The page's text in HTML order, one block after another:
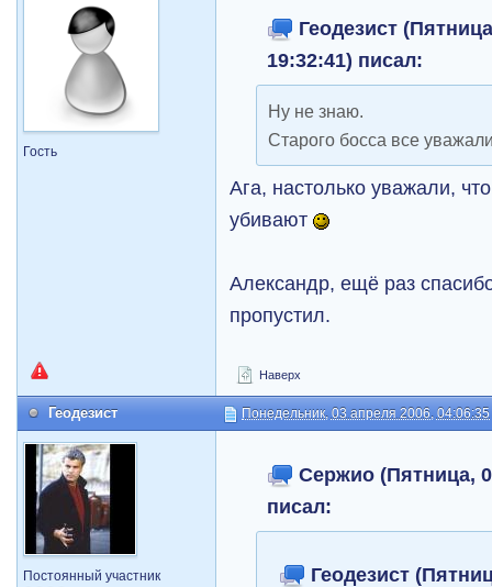
Гость
Геодезист
19:32:41) писал:
Ну не знаю.
Старого босса все
Ага, настолько уважали,
убивают
Александр, ещё раз
пропустил.
Наверх
Геодезист Понедельник, 03 апреля 2006, 04:06:35
Постоянный участник
Сержио (Пятница,
писал:
Геодезист